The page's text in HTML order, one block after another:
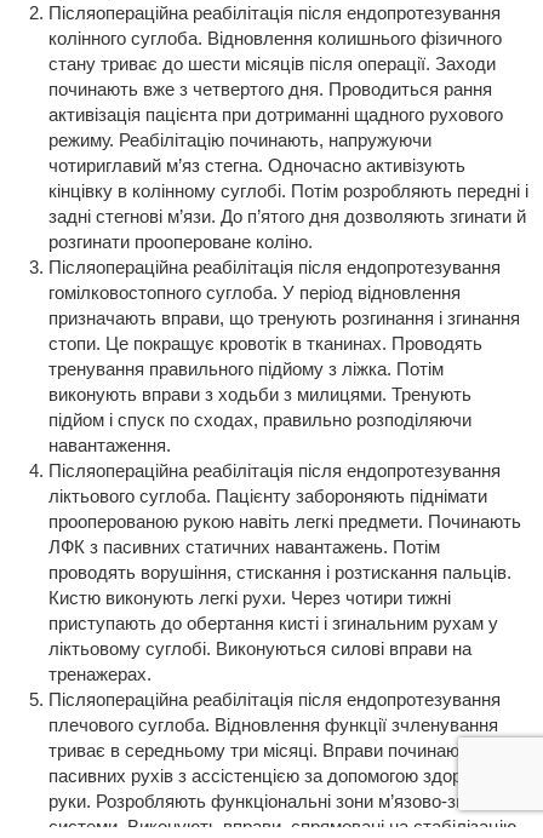
Післяопераційна реабілітація після ендопротезування
колінного суглоба. Відновлення колишнього фізичного
стану триває до шести місяців після операції. Заходи
починають вже з четвертого дня. Проводиться рання
активізація пацієнта при дотриманні щадного рухового
режиму. Реабілітацію починають, напружуючи
чотириглавий м’яз стегна. Одночасно активізують
кінцівку в колінному суглобі. Потім розробляють передні і
задні стегнові м’язи. До п’ятого дня дозволяють згинати й
розгинати проопероване коліно.
Післяопераційна реабілітація після ендопротезування
гомілковостопного суглоба. У період відновлення
призначають вправи, що тренують розгинання і згинання
стопи. Це покращує кровотік в тканинах. Проводять
тренування правильного підйому з ліжка. Потім
виконують вправи з ходьби з милицями. Тренують
підйом і спуск по сходах, правильно розподіляючи
навантаження.
Післяопераційна реабілітація після ендопротезування
ліктьового суглоба. Пацієнту забороняють піднімати
прооперованою рукою навіть легкі предмети. Починають
ЛФК з пасивних статичних навантажень. Потім
проводять ворушіння, стискання і розтискання пальців.
Кистю виконують легкі рухи. Через чотири тижні
приступають до обертання кисті і згинальним рухам у
ліктьовому суглобі. Виконуються силові вправи на
тренажерах.
Післяопераційна реабілітація після ендопротезування
плечового суглоба. Відновлення функції зчленування
триває в середньому три місяці. Вправи починають з
пасивних рухів з ассістенцією за допомогою здорової
руки. Розробляють функціональні зони м’язово-зв’язкової
системи. Виконують вправи, спрямовані на стабілізацію